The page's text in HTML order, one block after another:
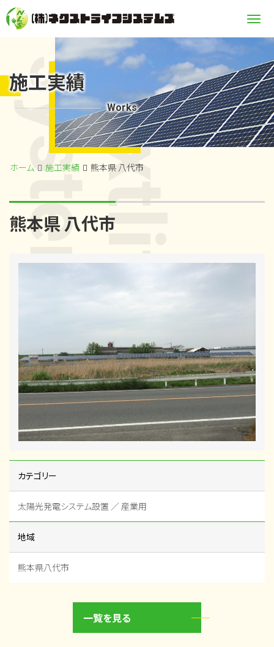
施工実績
Works
ホーム 施工実績 熊本県 八代市
熊本県 八代市
カテゴリー
太陽光発電システム設置 ／ 産業用
地域
熊本県八代市
一覧を見る
nextlife
systems